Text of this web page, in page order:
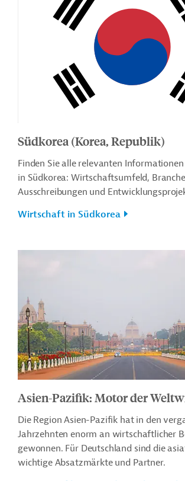
Südkorea (Korea, Republik)
Finden Sie alle relevanten
in Südkorea: Wirtschaftsumfeld,
Ausschreibungen und
Wirtschaft in Südkorea
Asien-Pazifik: Motor der
Die Region Asien-Pazifik hat in den
Jahrzehnten enorm an wirtschaftlicher
gewonnen. Für Deutschland sind die
wichtige Absatzmärkte und Partner.